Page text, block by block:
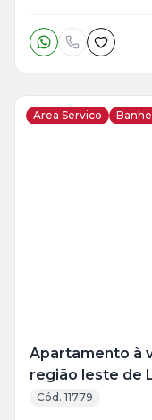
Area Servico
Apartamento à
região leste de
Cód. 11779